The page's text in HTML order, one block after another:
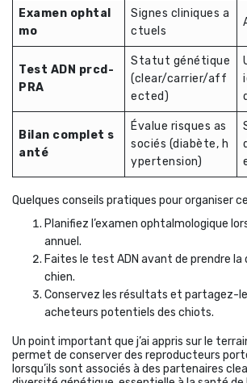
Examen ophtal
mo
Signes cliniques a
ctuels
Test ADN prcd-
PRA
Statut génétique
(clear/carrier/aff
ected)
Bilan complet s
anté
Évalue risques as
sociés (diabète, h
ypertension)
Quelques conseils pratiques pour organiser
Planifiez l’examen ophtalmologique
annuel.
Faites le test ADN avant de prendre la
chien.
Conservez les résultats et partagez-
acheteurs potentiels des chiots.
Un point important que j’ai appris sur le
permet de conserver des reproducteurs
lorsqu’ils sont associés à des partenaires